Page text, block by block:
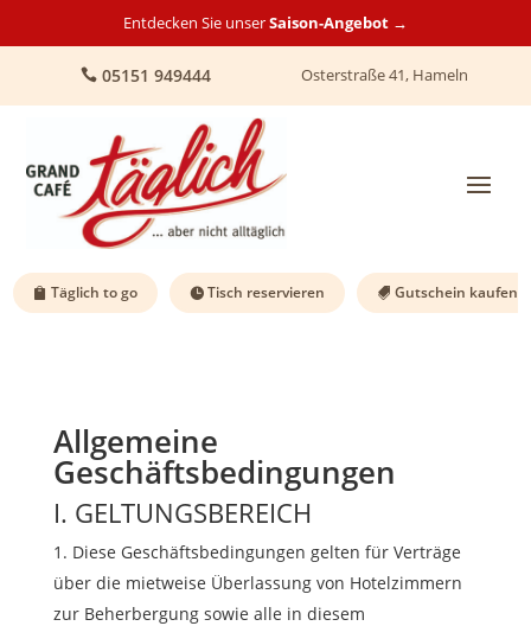
Entdecken Sie unserSaison-Angebot →
05151 949444 Osterstraße 41, Hameln
Täglich to go Tisch reservieren Gutschein kaufen
Allgemeine
Geschäftsbedingungen
I. GELTUNGSBEREICH
Diese Geschäftsbedingungen gelten für Verträge
über die mietweise Überlassung von Hotelzimmern
zur Beherbergung sowie alle in diesem